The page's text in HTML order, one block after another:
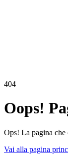
404
Oops!
Ops! La pagina che
Vai alla pagina